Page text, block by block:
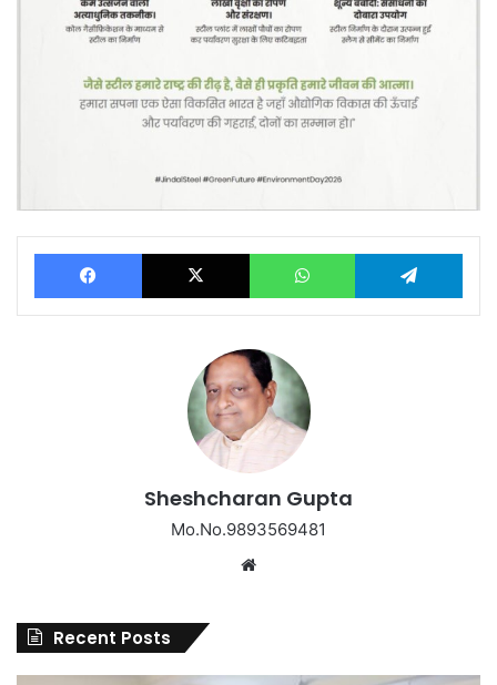
Facebook X WhatsApp
Sheshcharan Gupta
Mo.No.9893569481
Recent Posts